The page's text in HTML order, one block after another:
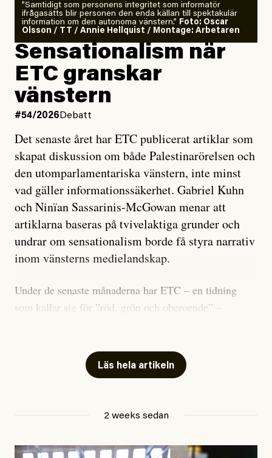
”Samtidigt som personens integritet som informatör
ifrågasätts blir personen den enda källan till spektakulär
information om den autonoma vänstern.” Foto: Oscar
Olsson / TT / Annie Hellquist / Montage: Arbetaren
Sensationalism när
ETC granskar
vänstern
#54/2026 Debatt
Det senaste året har ETC publicerat artiklar som
skapat diskussion om både Palestinarörelsen och
den utomparlamentariska vänstern, inte minst
vad gäller informationssäkerhet. Gabriel Kuhn
och Ninïan Sassarinis-McGowan menar att
artiklarna baseras på tvivelaktiga grunder och
undrar om sensationalism borde få styra narrativ
inom vänsterns medielandskap.
Under de senaste månaderna har ETC – en tidning
som kallar sig för ”röd, grön och oberoende” –
skriver för? Vad betyder det att vara en ”röd, grön och
oberoende” tidning? Och vad är egentligen bra
Läs hela artikeln
2 weeks sedan